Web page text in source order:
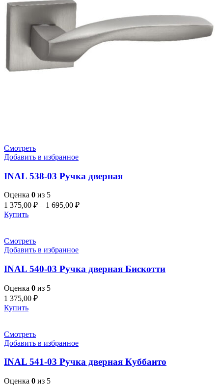
Смотреть
Добавить в избранное
INAL 538-03 Pучка дверная
Оценка 0 из 5
1 375,00 ₽ – 1 695,00 ₽
Купить
Смотреть
Добавить в избранное
INAL 540-03 Pучка дверная Бискотти
Оценка 0 из 5
1 375,00 ₽
Купить
Смотреть
Добавить в избранное
INAL 541-03 Pучка дверная Куббаито
Оценка 0 из 5